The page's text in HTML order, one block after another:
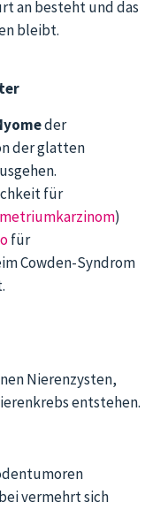
an besteht und das
bleibt.
der
der glatten
für
)
für
Cowden-Syndrom
Nierenzysten,
entstehen.
vermehrt sich